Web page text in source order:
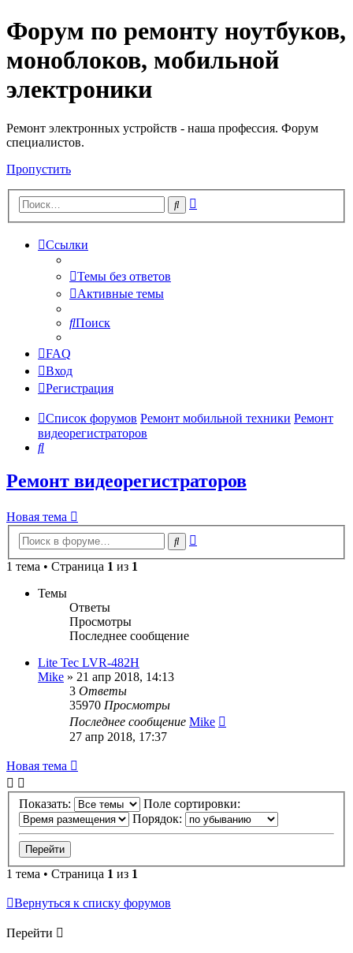
Регистрация
Форум по ремонту ноутбуков,
моноблоков, мобильной
электроники
Ремонт электронных устройств - наша профессия. Форум
специалистов.
Пропустить
Поиск
Ссылки
Темы без ответов
Активные темы
Поиск
FAQ
Вход
Регистрация
Список форумов Ремонт мобильной техники Ремонт
видеорегистраторов
Поиск
Ремонт видеорегистраторов
Новая
тема
Новая тема
Поиск
1 тема • Страница 1 из 1
Темы
Ответы
Просмотры
Последнее сообщение
Lite Tec LVR-482H
Mike » 21 апр 2018, 14:13
3 Ответы
35970 Просмотры
Последнее сообщение Mike
27 апр 2018, 17:37
Новая
тема
Новая тема
Показать:
Поле сортировки:
Порядок:
1 тема • Страница 1 из 1
Вернуться к списку форумов
Перейти